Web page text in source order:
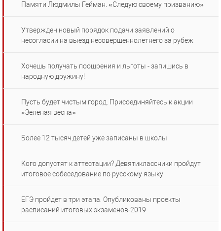
Памяти Людмилы Гейман. «Следую своему призванию»
Утвержден новый порядок подачи заявлений о
несогласии на выезд несовершеннолетнего за рубеж
Хочешь получать поощрения и льготы - запишись в
народную дружину!
Пусть будет чистым город. Присоединяйтесь к акции
«Зеленая весна»
Более 12 тысяч детей уже записаны в школы
Кого допустят к аттестации? Девятиклассники пройдут
итоговое собеседование по русскому языку
ЕГЭ пройдет в три этапа. Опубликованы проекты
расписаний итоговых экзаменов-2019